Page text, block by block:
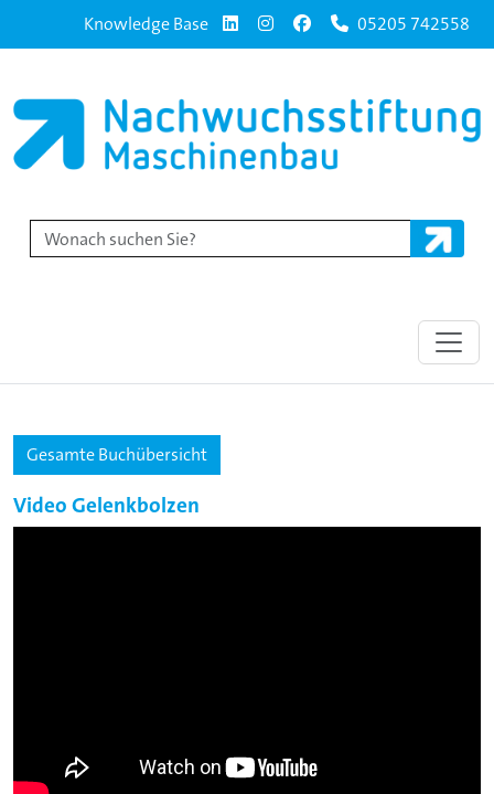
Knowledge Base 05205 742558
Gesamte Buchübersicht
Video Gelenkbolzen